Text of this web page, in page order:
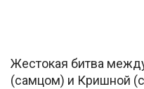
Жестокая битва
(самцом) и Кришной